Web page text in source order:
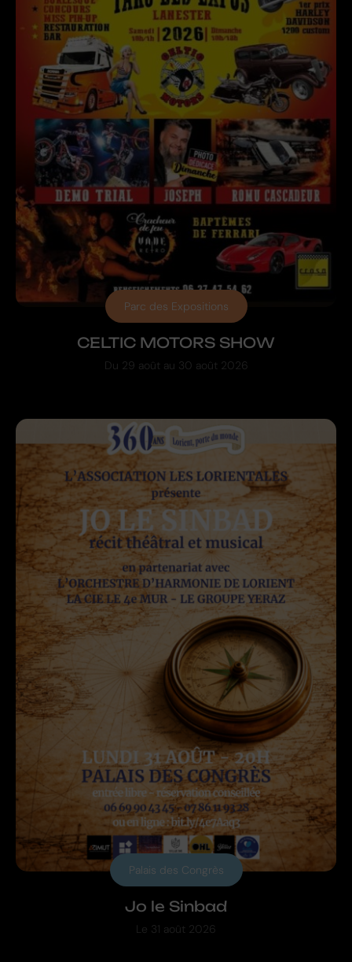
CELTIC MOTORS SHOW
Parc des Expositions
Du 29 août au 30 août 2026
Jo le Sinbad
Palais des Congrès
Le 31 août 2026